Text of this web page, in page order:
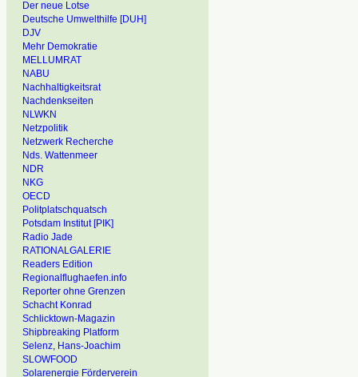
Der neue Lotse
Deutsche Umwelthilfe [DUH]
DJV
Mehr Demokratie
MELLUMRAT
NABU
Nachhaltigkeitsrat
Nachdenkseiten
NLWKN
Netzpolitik
Netzwerk Recherche
Nds. Wattenmeer
NDR
NKG
OECD
Politplatschquatsch
Potsdam Institut [PIK]
Radio Jade
RATIONALGALERIE
Readers Edition
Regionalflughaefen.info
Reporter ohne Grenzen
Schacht Konrad
Schlicktown-Magazin
Shipbreaking Platform
Selenz, Hans-Joachim
SLOWFOOD
Solarenergie Förderverein